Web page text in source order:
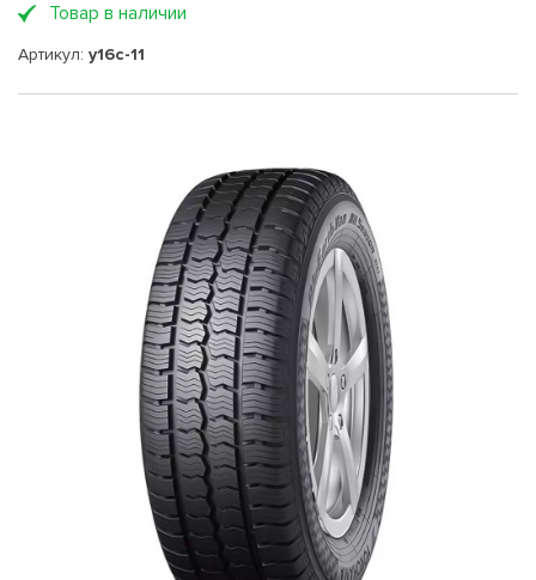
Товар в наличии
Артикул: y16c-11